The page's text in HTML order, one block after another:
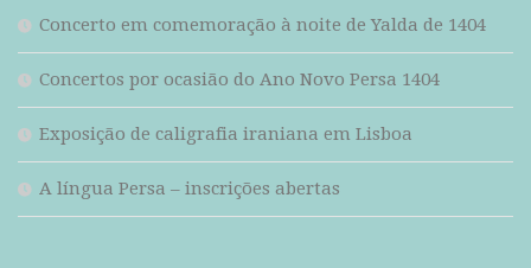
Concerto em comemoração à noite de Yalda de 1404
Concertos por ocasião do Ano Novo Persa 1404
Exposição de caligrafia iraniana em Lisboa
A língua Persa – inscrições abertas